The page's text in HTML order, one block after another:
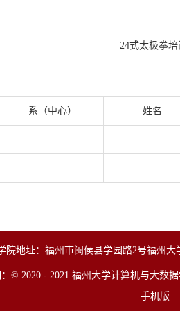
太极拳培训班
系（中心） 姓名
院地址：福州市闽侯县学园路2号福州
© 2020 - 2021 福州大学计算机与大数
手机版